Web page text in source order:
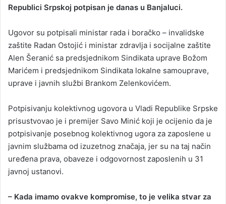
Republici Srpskoj potpisan je danas u Banjaluci.
Ugovor su potpisali ministar rada i boračko – invalidske
zaštite Radan Ostojić i ministar zdravlja i socijalne zaštite
Alen Šeranić sa predsjednikom Sindikata uprave Božom
Marićem i predsjednikom Sindikata lokalne samouprave,
uprave i javnih službi Brankom Zelenkovićem.
Potpisivanju kolektivnog ugovora u Vladi Republike Srpske
prisustvovao je i premijer Savo Minić koji je ocijenio da je
potpisivanje posebnog kolektivnog ugora za zaposlene u
javnim službama od izuzetnog značaja, jer su na taj način
uređena prava, obaveze i odgovornost zaposlenih u 31
javnoj ustanovi.
– Kada imamo ovakve kompromise, to je velika stvar za